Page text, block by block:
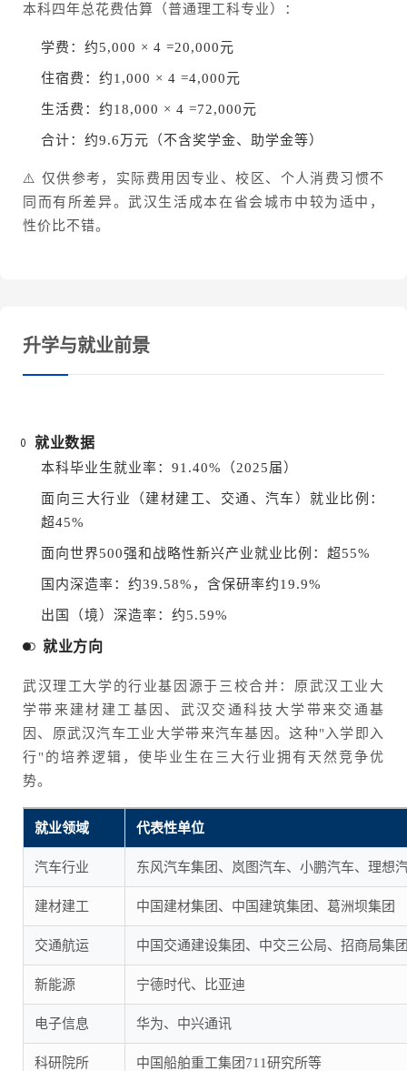
本科四年总花费估算（普通理工科专业）：
学费：约5,000 × 4 =20,000元
住宿费：约1,000 × 4 =4,000元
生活费：约18,000 × 4 =72,000元
合计：约9.6万元（不含奖学金、助学金等）
⚠️ 仅供参考，实际费用因专业、校区、个人消费习惯不
同而有所差异。武汉生活成本在省会城市中较为适中，
性价比不错。
升学与就业前景
就业数据
本科毕业生就业率：91.40%（2025届）
面向三大行业（建材建工、交通、汽车）就业比例：
超45%
面向世界500强和战略性新兴产业就业比例：超55%
国内深造率：约39.58%，含保研率约19.9%
出国（境）深造率：约5.59%
就业方向
武汉理工大学的行业基因源于三校合并：原武汉工业大
学带来建材建工基因、武汉交通科技大学带来交通基
因、原武汉汽车工业大学带来汽车基因。这种"入学即入
行"的培养逻辑，使毕业生在三大行业拥有天然竞争优
势。
就业领域 代表性单位
汽车行业 东风汽车集团、岚图汽车、小鹏汽车、理想
建材建工 中国建材集团、中国建筑集团、葛洲坝集团
交通航运 中国交通建设集团、中交三公局、招商局集
新能源 宁德时代、比亚迪
电子信息 华为、中兴通讯
科研院所 中国船舶重工集团711研究所等